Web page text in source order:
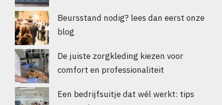
Beursstand nodig? lees dan eerst onze
blog
De juiste zorgkleding kiezen voor
comfort en professionaliteit
Een bedrijfsuitje dat wél werkt: tips